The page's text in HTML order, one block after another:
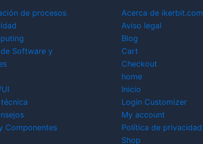
de procesos
Software y
Componentes
Acerca de ikerbit.com
Aviso legal
Blog
Cart
Checkout
home
Inicio
Login Customizer
My account
Política de privacidad
Shop